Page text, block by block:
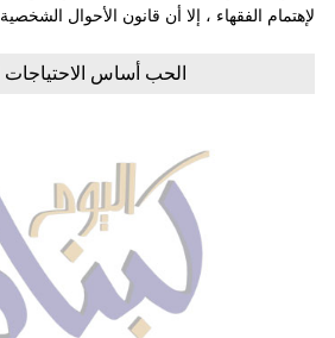
لإهتمام الفقهاء ، إلا أن قانون الأحوال
الحب أساس الاحتياجات